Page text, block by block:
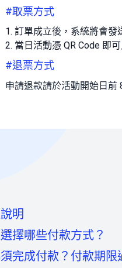
#取票方式
訂單成立後，系統將會發
當日活動憑 QR Code 即
#退票方式
申請退款請於活動開始日
明
點選「我要報名」按鈕後
擇哪些付款方式？
完成付款？付款期限